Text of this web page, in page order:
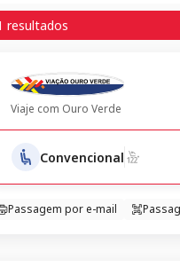
resultados
Viaje com Ouro Verde
Convencional
Passagem por e-mail